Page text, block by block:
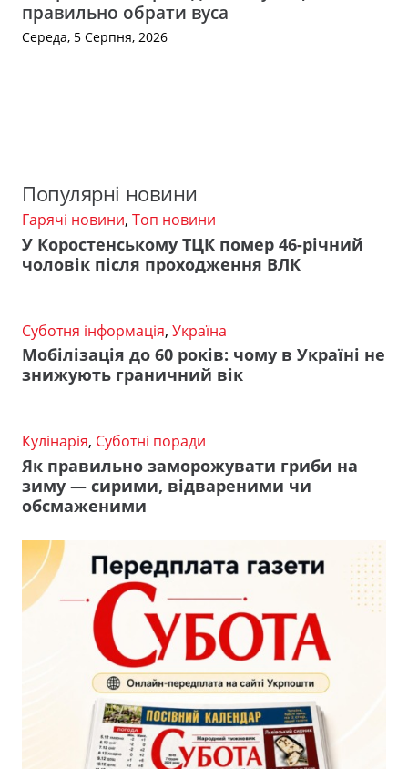
правильно обрати вуса
Середа, 5 Серпня, 2026
Популярні новини
Гарячі новини, Топ новини
У Коростенському ТЦК помер 46-річний
чоловік після проходження ВЛК
Суботня інформація, Україна
Мобілізація до 60 років: чому в Україні не
знижують граничний вік
Кулінарія, Суботні поради
Як правильно заморожувати гриби на
зиму — сирими, відвареними чи
обсмаженими